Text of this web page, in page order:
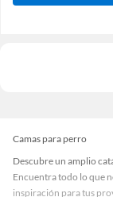
Camas para perro
Descubre un amplio
Encuentra todo lo que
inspiración para tus